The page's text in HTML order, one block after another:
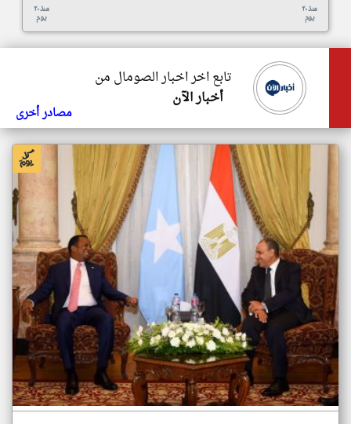
منذ ٢٠
يوم
منذ ٢٠
يوم
تابع اخر اخبار الصومال من
أخبار الآن
مصادر أخرى